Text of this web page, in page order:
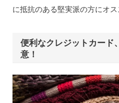
に抵抗のある堅実派の方にオス
便利なクレジットカード
意！